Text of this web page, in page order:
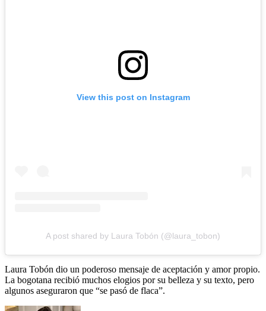
View this post on Instagram
A post shared by Laura Tobón (@laura_tobon)
Laura Tobón dio un poderoso mensaje de aceptación y amor propio.
La bogotana recibió muchos elogios por su belleza y su texto, pero
algunos aseguraron que “se pasó de flaca”.